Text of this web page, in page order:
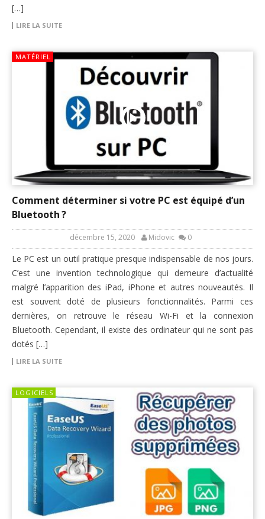
[…]
LIRE LA SUITE
MATÉRIEL
Comment déterminer si votre PC est équipé d’un
Bluetooth ?
décembre 15, 2020 Midovic 0
Le PC est un outil pratique presque indispensable de nos jours.
C’est une invention technologique qui demeure d’actualité
malgré l’apparition des iPad, iPhone et autres nouveautés. Il
est souvent doté de plusieurs fonctionnalités. Parmi ces
dernières, on retrouve le réseau Wi-Fi et la connexion
Bluetooth. Cependant, il existe des ordinateur qui ne sont pas
dotés […]
LIRE LA SUITE
LOGICIELS